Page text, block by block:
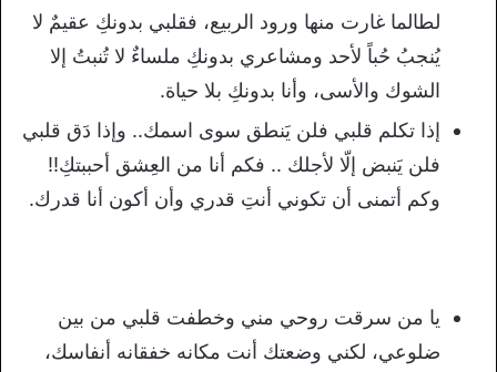
لطالما غارت منها ورود الربيع، فقلبي بدونكِ عقيمٌ لا
يُنجبُ حُباً لأحد ومشاعري بدونكِ ملساءٌ لا تُنبتُ إلا
الشوك والأسى، وأنا بدونكِ بلا حياة.
إذا تكلم قلبي فلن يَنطق سوى اسمك.. وإذا دَق قلبي
فلن يَنبض إلّا لأجلك .. فكم أنا من العِشق أحببتكِ!!
وكم أتمنى أن تكوني أنتِ قدري وأن أكون أنا قدرك.
يا من سرقت روحي مني وخطفت قلبي من بين
ضلوعي، لكني وضعتك أنت مكانه خفقانه أنفاسك،